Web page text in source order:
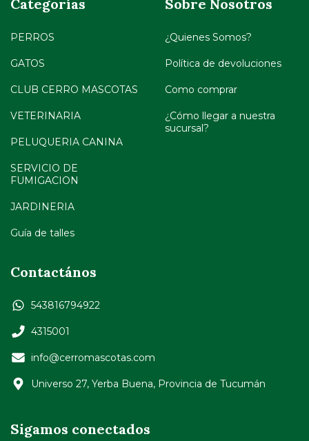
Categorías
PERROS
GATOS
CLUB CERRO MASCOTAS
VETERINARIA
PELUQUERIA CANINA
SERVICIO DE
FUMIGACION
JARDINERIA
Guía de talles
Sobre Nosotros
¿Quienes Somos?
Política de devoluciones
Como comprar
¿Cómo llegar a nuestra
sucursal?
Contactános
543816794922
4315001
info@cerromascotas.com
Universo 27, Yerba Buena, Provincia de Tucumán
Sigamos conectados